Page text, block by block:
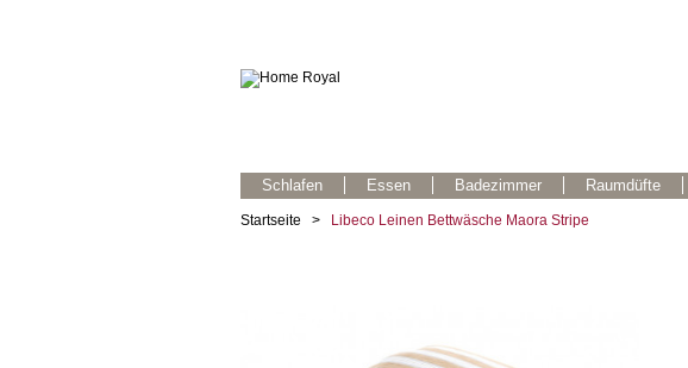
Schlafen Essen Badezimmer Raumdüfte
Startseite > Libeco Leinen Bettwäsche Maora Stripe